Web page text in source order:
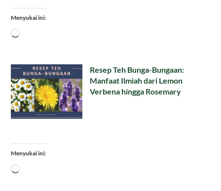
Menyukai ini:
Memuat...
Resep Teh Bunga-Bungaan:
Manfaat Ilmiah dari Lemon
Verbena hingga Rosemary
Menyukai ini:
Memuat...